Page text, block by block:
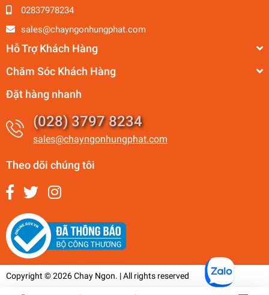
02837978234
sales@chayngonhungphat.com
Hỗ Trợ Khách Hàng
Chăm Sóc Khách Hàng
Đặt hàng nhanh
(028) 3797 8234
sales@chayngonhungphat.com
Theo dõi chúng tôi
Copyright © 2026 Chay Ngon. | All rights reserved